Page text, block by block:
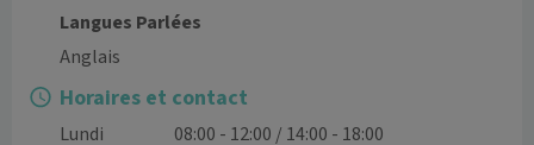
Langues Parlées
Anglais
Horaires et contact
Lundi
08:00 - 12:00 / 14:00 - 18:00